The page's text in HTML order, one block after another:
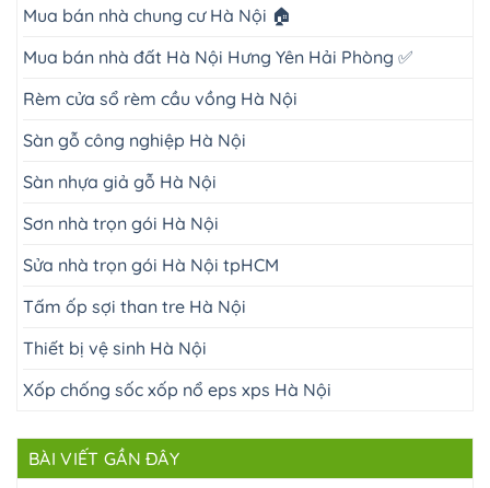
Mua bán nhà chung cư Hà Nội 🏠
Mua bán nhà đất Hà Nội Hưng Yên Hải Phòng ✅
Rèm cửa sổ rèm cầu vồng Hà Nội
Sàn gỗ công nghiệp Hà Nội
Sàn nhựa giả gỗ Hà Nội
Sơn nhà trọn gói Hà Nội
Sửa nhà trọn gói Hà Nội tpHCM
Tấm ốp sợi than tre Hà Nội
Thiết bị vệ sinh Hà Nội
Xốp chống sốc xốp nổ eps xps Hà Nội
BÀI VIẾT GẦN ĐÂY